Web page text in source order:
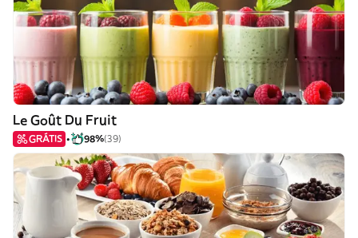
Le Goût Du Fruit
GRÁTIS 98%(39)